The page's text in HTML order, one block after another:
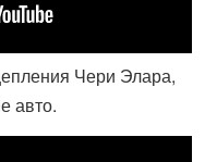
Чери Элара,
авто.